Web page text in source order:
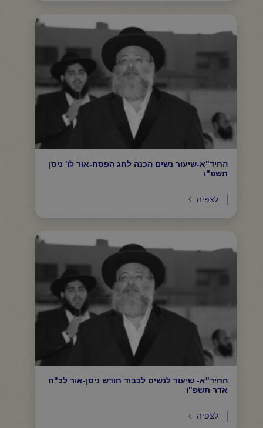
החיד"א-שיעור נשים הכנה לחג הפסח-אור לו' ניסן
תשפ"ו
לצפיה
החיד"א- שיעור לנשים לכבוד חודש ניסן-אור לכ"ח
אדר תשפ"ו
לצפיה